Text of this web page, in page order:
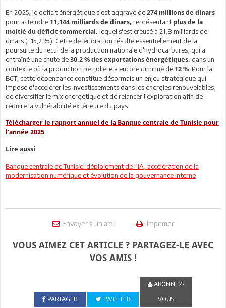
En 2025, le déficit énergétique s'est aggravé de 274 millions de dinars
pour atteindre 11,144 milliards de dinars, représentant plus de la
moitié du déficit commercial, lequel s'est creusé à 21,8 milliards de
dinars (+15,2 %). Cette détérioration résulte essentiellement de la
poursuite du recul de la production nationale d'hydrocarbures, qui a
entraîné une chute de 30,2 % des exportations énergétiques, dans un
contexte où la production pétrolière a encore diminué de 12 % . Pour la
BCT, cette dépendance constitue désormais un enjeu stratégique qui
impose d'accélérer les investissements dans les énergies renouvelables,
de diversifier le mix énergétique et de relancer l'exploration afin de
réduire la vulnérabilité extérieure du pays.
Télécharger le rapport annuel de la Banque centrale de Tunisie pour
l’année 2025
Lire aussi
Banque centrale de Tunisie: déploiement de l’IA, accélération de la
modernisation numérique et évolution de la gouvernance interne
Envoyer à un ami Imprimer
VOUS AIMEZ CET ARTICLE ? PARTAGEZ-LE AVEC
VOS AMIS !
PARTAGER TWEETER
ABONNEZ-
VOUS